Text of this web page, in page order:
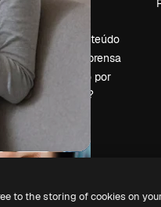
Slidesgo
Vender conteúdo
Sala de imprensa
Procurando por
magnific.ai?
to the storing of cookies on